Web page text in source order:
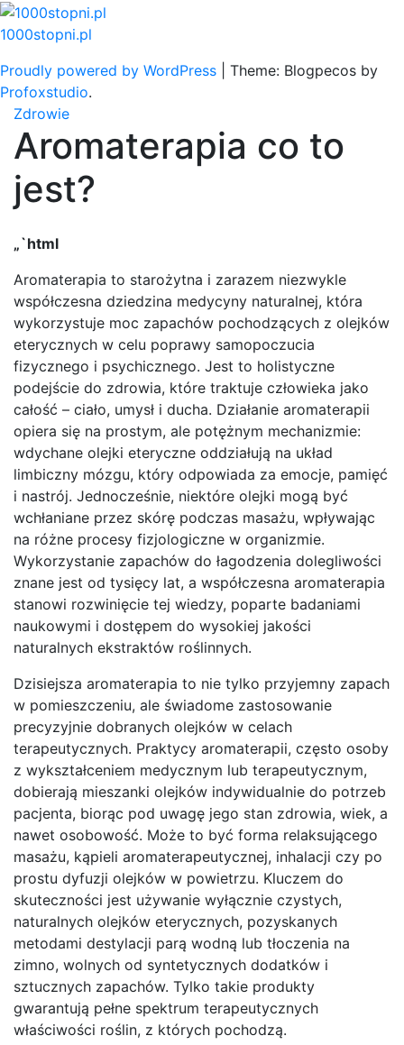
Skip
to
1000stopni.pl
Proudly powered by WordPress
Theme: Blogpecos by
Profoxstudio.
Zdrowie
Aromaterapia co to
jest?
„`html
Aromaterapia to starożytna i zarazem niezwykle
współczesna dziedzina medycyny naturalnej, która
wykorzystuje moc zapachów pochodzących z olejków
eterycznych w celu poprawy samopoczucia
fizycznego i psychicznego. Jest to holistyczne
podejście do zdrowia, które traktuje człowieka jako
całość – ciało, umysł i ducha. Działanie aromaterapii
opiera się na prostym, ale potężnym mechanizmie:
wdychane olejki eteryczne oddziałują na układ
limbiczny mózgu, który odpowiada za emocje, pamięć
i nastrój. Jednocześnie, niektóre olejki mogą być
wchłaniane przez skórę podczas masażu, wpływając
na różne procesy fizjologiczne w organizmie.
Wykorzystanie zapachów do łagodzenia dolegliwości
znane jest od tysięcy lat, a współczesna aromaterapia
stanowi rozwinięcie tej wiedzy, poparte badaniami
naukowymi i dostępem do wysokiej jakości
naturalnych ekstraktów roślinnych.
Dzisiejsza aromaterapia to nie tylko przyjemny zapach
w pomieszczeniu, ale świadome zastosowanie
precyzyjnie dobranych olejków w celach
terapeutycznych. Praktycy aromaterapii, często osoby
z wykształceniem medycznym lub terapeutycznym,
dobierają mieszanki olejków indywidualnie do potrzeb
pacjenta, biorąc pod uwagę jego stan zdrowia, wiek, a
nawet osobowość. Może to być forma relaksującego
masażu, kąpieli aromaterapeutycznej, inhalacji czy po
prostu dyfuzji olejków w powietrzu. Kluczem do
skuteczności jest używanie wyłącznie czystych,
naturalnych olejków eterycznych, pozyskanych
metodami destylacji parą wodną lub tłoczenia na
zimno, wolnych od syntetycznych dodatków i
sztucznych zapachów. Tylko takie produkty
gwarantują pełne spektrum terapeutycznych
właściwości roślin, z których pochodzą.